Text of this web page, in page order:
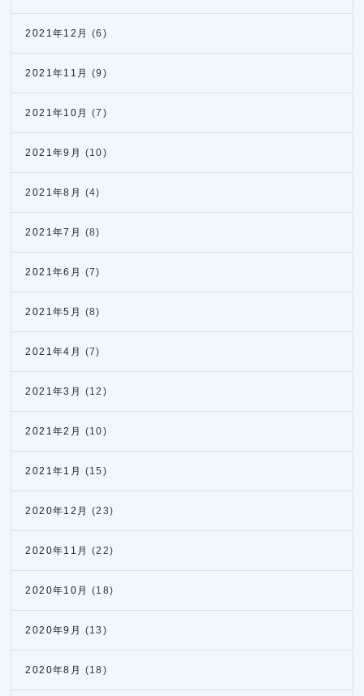
2021年12月 (6)
2021年11月 (9)
2021年10月 (7)
2021年9月 (10)
2021年8月 (4)
2021年7月 (8)
2021年6月 (7)
2021年5月 (8)
2021年4月 (7)
2021年3月 (12)
2021年2月 (10)
2021年1月 (15)
2020年12月 (23)
2020年11月 (22)
2020年10月 (18)
2020年9月 (13)
2020年8月 (18)